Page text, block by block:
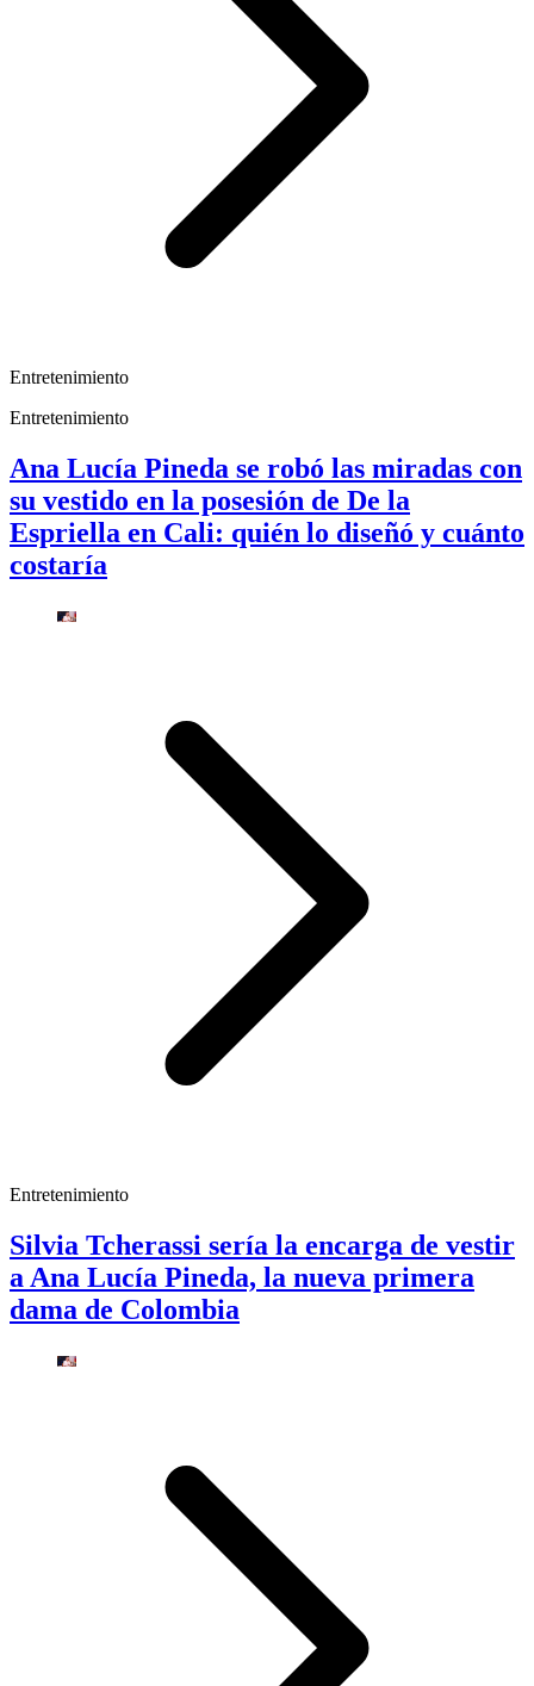
Entretenimiento
Entretenimiento
Ana Lucía Pineda se robó las miradas con
su vestido en la posesión de De la
Espriella en Cali: quién lo diseñó y cuánto
costaría
Entretenimiento
Silvia Tcherassi sería la encarga de vestir
a Ana Lucía Pineda, la nueva primera
dama de Colombia